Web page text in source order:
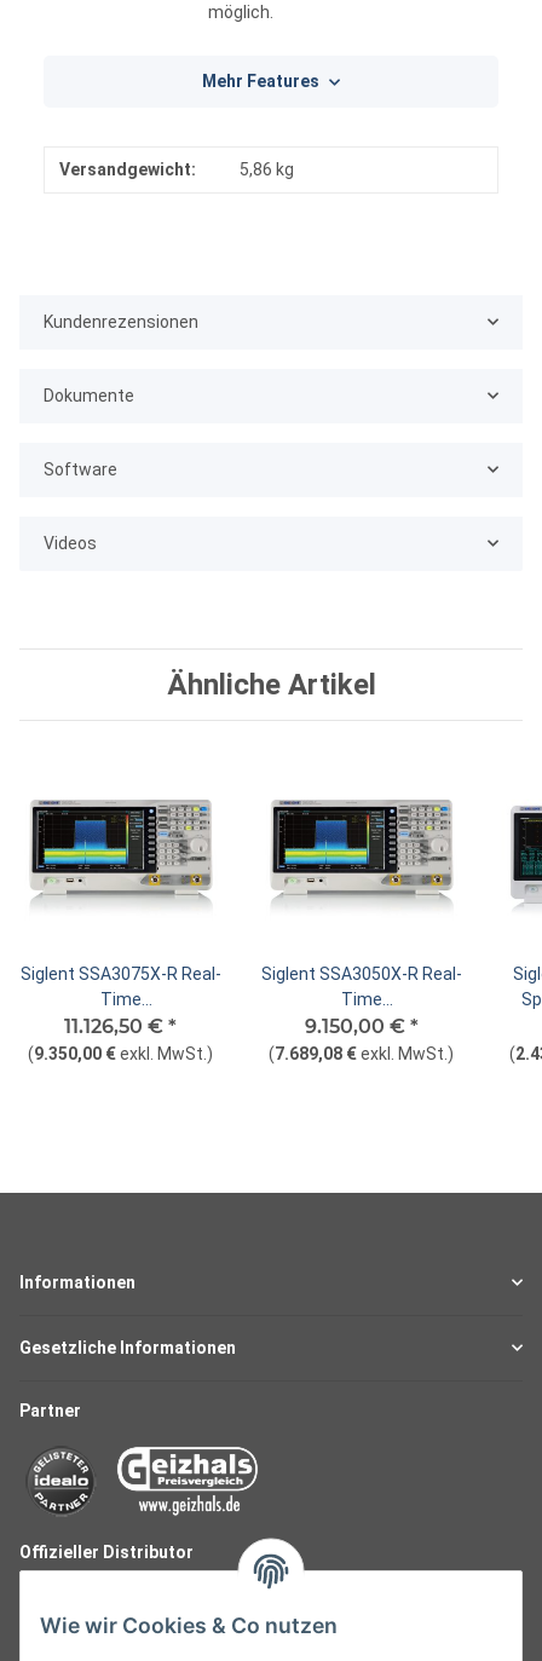
möglich.
Mehr Features
Versandgewicht: 5,86 kg
Kundenrezensionen
Dokumente
Software
Videos
Ähnliche Artikel
Siglent SSA3075X-R Real-
Time
Spektrumanalysator
11.126,50 € *
(9.350,00 €exkl. MwSt. )
Siglent SSA3050X-R Real-
Time
Spektrumanalysator
9.150,00 € *
(7.689,08 €exkl. MwSt. ) (
Informationen
Gesetzliche Informationen
Partner
Offizieller Distributor
Wie wir Cookies & Co nutzen